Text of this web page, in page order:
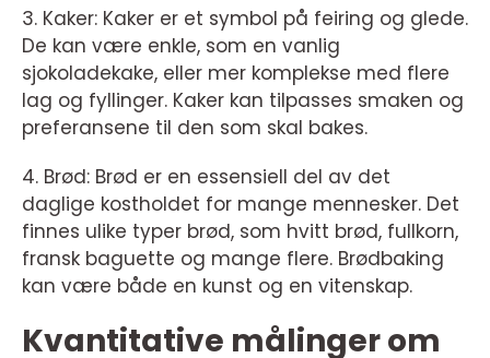
3. Kaker: Kaker er et symbol på feiring og glede.
De kan være enkle, som en vanlig
sjokoladekake, eller mer komplekse med flere
lag og fyllinger. Kaker kan tilpasses smaken og
preferansene til den som skal bakes.
4. Brød: Brød er en essensiell del av det
daglige kostholdet for mange mennesker. Det
finnes ulike typer brød, som hvitt brød, fullkorn,
fransk baguette og mange flere. Brødbaking
kan være både en kunst og en vitenskap.
Kvantitative målinger om